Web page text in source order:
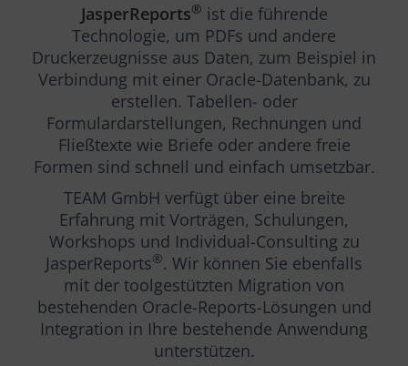
JasperReports® ist die führende
Technologie, um PDFs und andere
Druckerzeugnisse aus Daten, zum Beispiel in
Verbindung mit einer Oracle-Datenbank, zu
erstellen. Tabellen- oder
Formulardarstellungen, Rechnungen und
Fließtexte wie Briefe oder andere freie
Formen sind schnell und einfach umsetzbar.
TEAM GmbH verfügt über eine breite
Erfahrung mit Vorträgen, Schulungen,
Workshops und Individual-Consulting zu
JasperReports®. Wir können Sie ebenfalls
mit der toolgestützten Migration von
bestehenden Oracle-Reports-Lösungen und
Integration in Ihre bestehende Anwendung
unterstützen.